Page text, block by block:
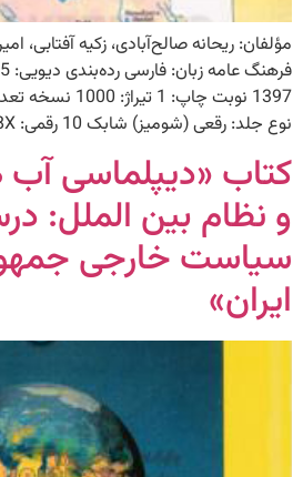
مؤلفان: ریحانه صالح‌آبادی، زکیه آفتابی،
نوع جلد: رقعی (شومیز) شابک 10 رقمی: 600990708X
کتاب «دیپلماسی آب
و نظام بین الملل:
سیاست خارجی
ایران»